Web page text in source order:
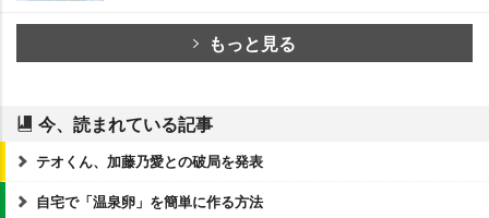
もっと見る
今、読まれている記事
テオくん、加藤乃愛との破局を発表
自宅で「温泉卵」を簡単に作る方法